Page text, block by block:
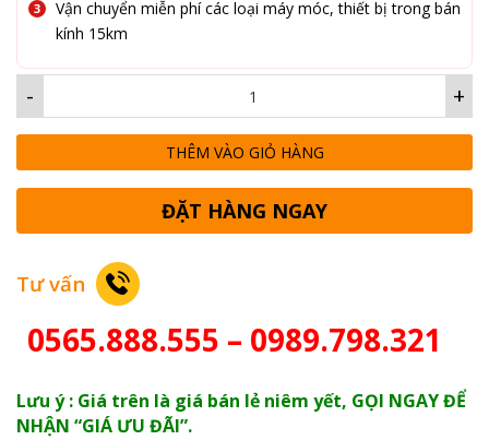
Vận chuyển miễn phí các loại máy móc, thiết bị trong bán
kính 15km
+
-
THÊM VÀO GIỎ HÀNG
ĐẶT HÀNG NGAY
Tư vấn
0565.888.555 – 0989.798.321
Lưu ý : Giá trên là giá bán lẻ niêm yết, GỌI NGAY ĐỂ
NHẬN “GIÁ ƯU ĐÃI”.